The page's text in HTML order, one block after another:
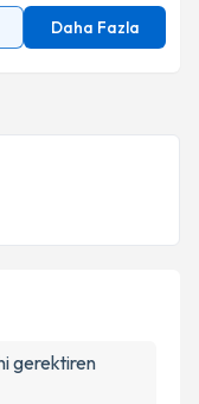
Daha Fazla
gerektiren